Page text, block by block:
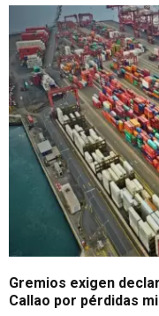
Ineficiencias en la gestión
Gremios exigen
Callao por pérdidas